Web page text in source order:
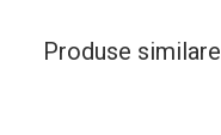
Produse similare